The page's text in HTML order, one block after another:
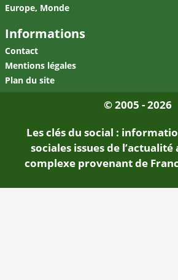
Europe, Monde
Informations
Contact
Mentions légales
Plan du site
© 2005 - 2026
Les clés du social :
sociales issues de
complexe provenant de